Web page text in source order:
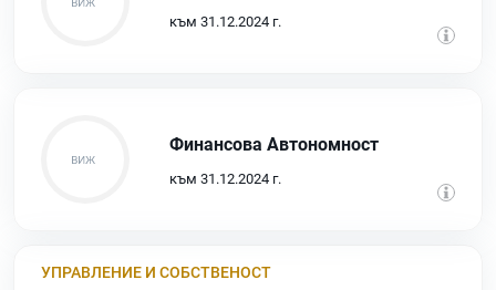
към 31.12.2024 г.
Финансова Автономност
към 31.12.2024 г.
УПРАВЛЕНИЕ И СОБСТВЕНОСТ